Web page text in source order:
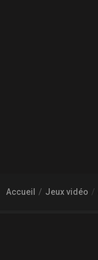
Accueil Jeux vidéo